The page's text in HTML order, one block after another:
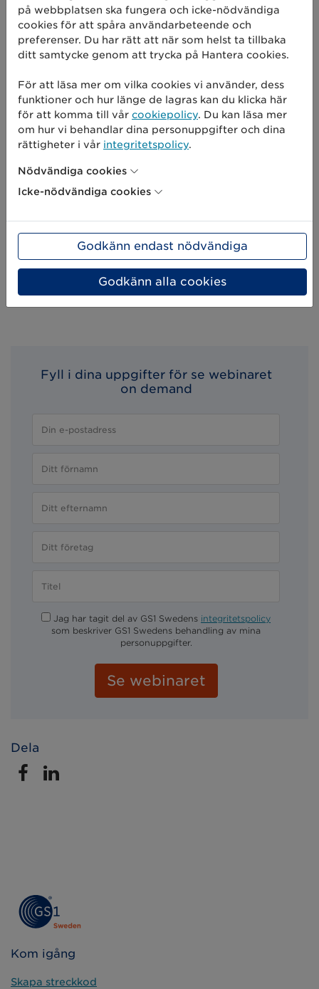
Tomas Wennebo
Olivia Karringer
Sweden
Moderator
Fyll i dina uppgifter för se webinaret
on demand
Jag har tagit del av GS1 Swedens integritetspolicy
som beskriver GS1 Swedens behandling av mina
personuppgifter.
Dela
Kom igång
Skapa streckkod
på webbplatsen ska fungera och icke-nödvändiga
cookies för att spåra användarbeteende och
preferenser. Du har rätt att när som helst ta tillbaka
ditt samtycke genom att trycka på Hantera cookies.
För att läsa mer om vilka cookies vi använder, dess
funktioner och hur länge de lagras kan du klicka här
för att komma till vår cookiepolicy. Du kan läsa mer
om hur vi behandlar dina personuppgifter och dina
rättigheter i vår integritetspolicy.
Nödvändiga cookies
Icke-nödvändiga cookies
Godkänn endast nödvändiga
Godkänn alla cookies